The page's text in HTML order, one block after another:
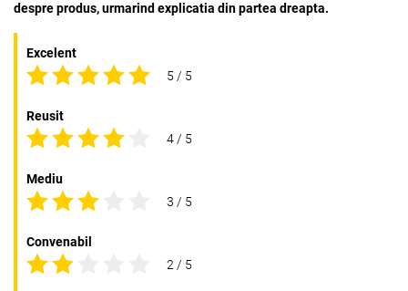
despre produs, urmarind explicatia din partea dreapta.
Excelent
5 / 5
Reusit
4 / 5
Mediu
3 / 5
Convenabil
2 / 5